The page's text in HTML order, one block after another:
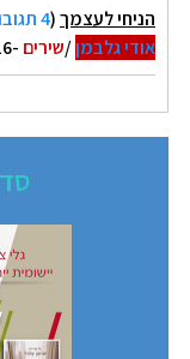
הניחי לעצמך(4 תגובות
אודי גלבמן/שירים -07/08/2026 23:18